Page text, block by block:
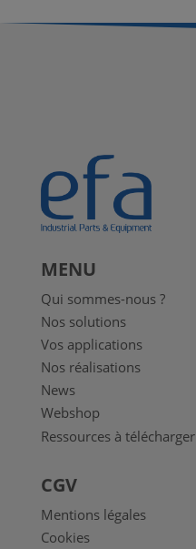
MENU
Qui sommes-nous ?
Nos solutions
Vos applications
Nos réalisations
News
Webshop
Ressources à télécharger
CGV
Mentions légales
Cookies